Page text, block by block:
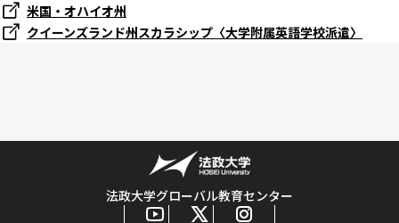
米国・オハイオ州
クイーンズランド州スカラシップ〈大学附属英語学校派遣〉
法政大学グローバル教育センター